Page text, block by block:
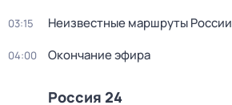
03:15 Неизвестные маршруты России
04:00 Окончание эфира
Россия 24